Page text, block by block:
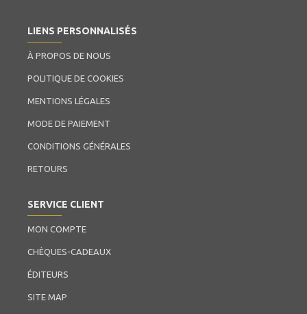
LIENS PERSONNALISÉS
À PROPOS DE NOUS
POLITIQUE DE COOKIES
MENTIONS LÉGALES
MODE DE PAIEMENT
CONDITIONS GÉNÉRALES
RETOURS
SERVICE CLIENT
MON COMPTE
CHÈQUES-CADEAUX
ÉDITEURS
SITE MAP